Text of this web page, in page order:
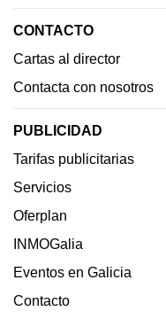
CONTACTO
Cartas al director
Contacta con nosotros
PUBLICIDAD
Tarifas publicitarias
Servicios
Oferplan
INMOGalia
Eventos en Galicia
Contacto